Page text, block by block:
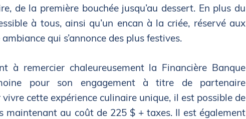
de la première bouchée jusqu’au dessert. En plus du
à tous, ainsi qu’un encan à la criée, réservé aux
qui s’annonce des plus festives.
à remercier chaleureusement la Financière Banque
pour son engagement à titre de partenaire
cette expérience culinaire unique, il est possible de
maintenant au coût de 225 $ + taxes. Il est également